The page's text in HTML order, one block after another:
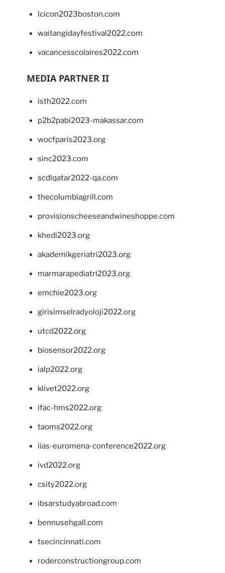
lcicon2023boston.com
waitangidayfestival2022.com
vacancesscolaires2022.com
MEDIA PARTNER II
isth2022.com
p2b2pabi2023-makassar.com
wocfparis2023.org
sinc2023.com
scdlqatar2022-qa.com
thecolumbiagrill.com
provisionscheeseandwineshoppe.com
khedi2023.org
akademikgeriatri2023.org
marmarapediatri2023.org
emchie2023.org
girisimselradyoloji2022.org
utcd2022.org
biosensor2022.org
ialp2022.org
klivet2022.org
ifac-hms2022.org
taoms2022.org
iias-euromena-conference2022.org
ivd2022.org
csity2022.org
ibsarstudyabroad.com
bennusehgall.com
tsecincinnati.com
roderconstructiongroup.com